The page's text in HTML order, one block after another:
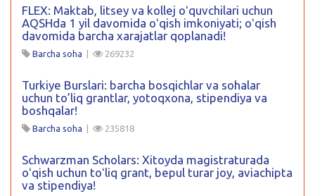
FLEX: Maktab, litsey va kollej oʻquvchilari uchun
AQSHda 1 yil davomida oʻqish imkoniyati; oʻqish
davomida barcha xarajatlar qoplanadi!
Barcha soha | 269232
Turkiye Burslari: barcha bosqichlar va sohalar
uchun to’liq grantlar, yotoqxona, stipendiya va
boshqalar!
Barcha soha | 235818
Schwarzman Scholars: Xitoyda magistraturada
oʻqish uchun toʻliq grant, bepul turar joy, aviachipta
va stipendiya!